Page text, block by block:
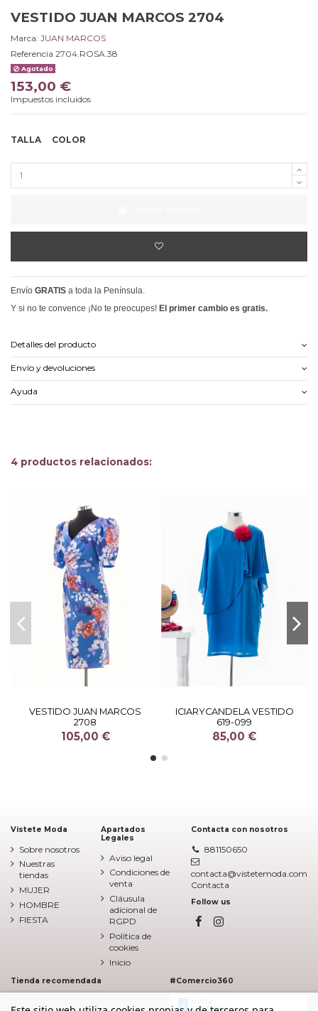
VESTIDO JUAN MARCOS 2704
Marca: JUAN MARCOS
Referencia 2704.ROSA.38
Agotado
153,00 €
Impuestos incluidos
TALLA COLOR
Envío GRATIS a toda la Península.
Y si no te convence ¡No te preocupes! El primer cambio es gratis.
Detalles del producto
Envío y devoluciones
Ayuda
4 productos relacionados:
VESTIDO JUAN MARCOS
2708
105,00 €
ICIARYCANDELA VESTIDO
619-099
85,00 €
Vístete Moda
Sobre nosotros
Nuestras
tiendas
MUJER
HOMBRE
FIESTA
Apartados
Legales
Aviso legal
Condiciones de
venta
Cláusula
adicional de
RGPD
Política de
cookies
Inicio
Contacta con nosotros
881150650
contacta@vistetemoda.com
Contacta
Follow us
Tienda recomendada #Comercio360